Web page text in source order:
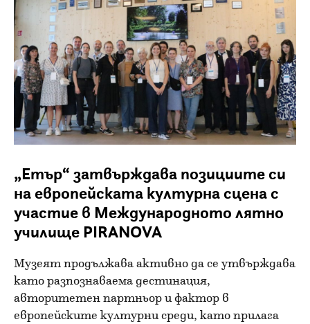
„Етър“ затвърждава позициите си
на европейската културна сцена с
участие в Международното лятно
училище PIRANOVA
Музеят продължава активно да се утвърждава
като разпознаваема дестинация,
авторитетен партньор и фактор в
европейските културни среди, като прилага